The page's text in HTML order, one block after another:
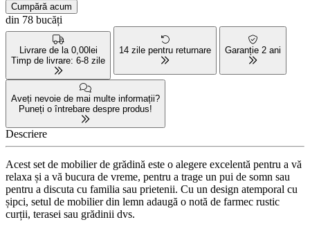
Cumpără acum
din 78 bucăți
Livrare de la 0,00lei
Timp de livrare: 6-8 zile
14 zile pentru returnare Garanție 2 ani
Aveți nevoie de mai multe informații?
Puneți o întrebare despre produs!
Descriere
Acest set de mobilier de grădină este o alegere excelentă pentru a vă
relaxa și a vă bucura de vreme, pentru a trage un pui de somn sau
pentru a discuta cu familia sau prietenii. Cu un design atemporal cu
șipci, setul de mobilier din lemn adaugă o notă de farmec rustic
curții, terasei sau grădinii dvs.